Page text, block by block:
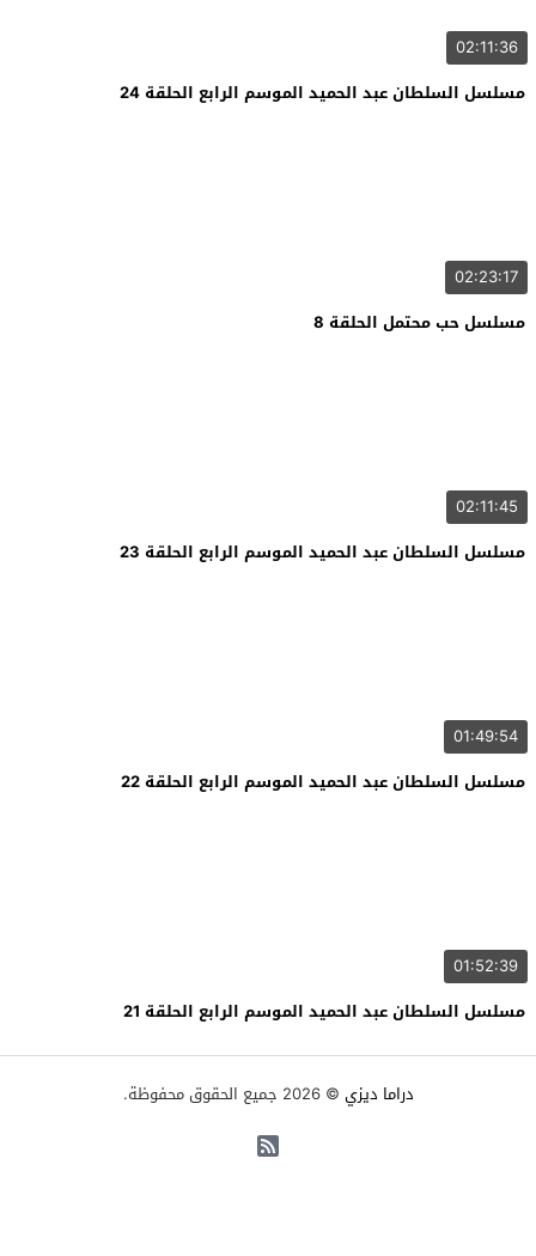
02:11:36
مسلسل السلطان عبد الحميد الموسم الرابع الحلقة 24
02:23:17
مسلسل حب محتمل الحلقة 8
02:11:45
مسلسل السلطان عبد الحميد الموسم الرابع الحلقة 23
01:49:54
مسلسل السلطان عبد الحميد الموسم الرابع الحلقة 22
01:52:39
مسلسل السلطان عبد الحميد الموسم الرابع الحلقة 21
دراما ديزي © 2026 جميع الحقوق محفوظة.